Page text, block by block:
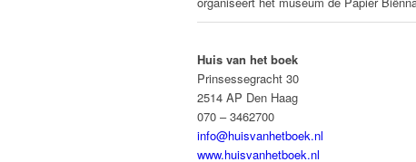
Huis van het boek
Prinsessegracht 30
2514 AP Den Haag
070 – 3462700
info@huisvanhetboek.nl
www.huisvanhetboek.nl